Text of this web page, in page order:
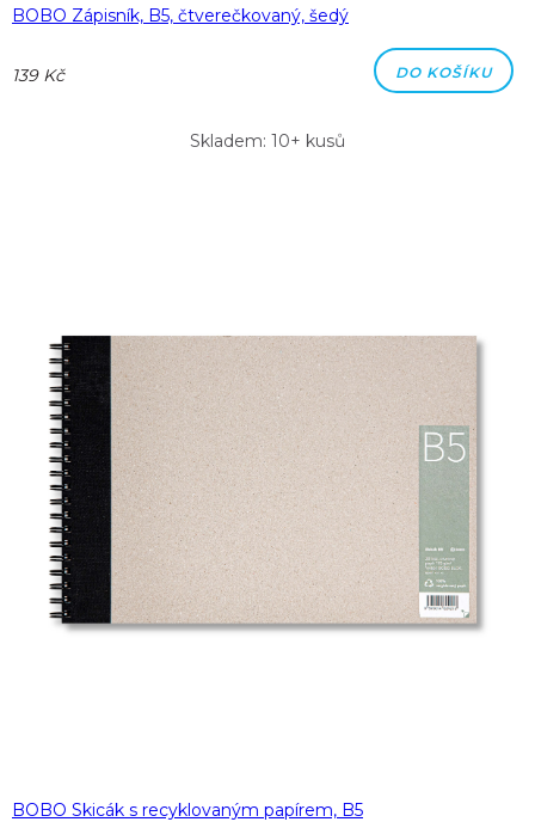
BOBO Zápisník, B5, čtverečkovaný, šedý
139 Kč DO KOŠÍKU
Skladem: 10+ kusů
BOBO Skicák s recyklovaným papírem, B5